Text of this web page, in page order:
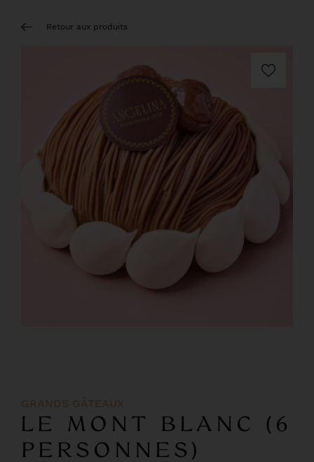
Retour aux produits
GRANDS GÂTEAUX
LE MONT BLANC (6
PERSONNES)